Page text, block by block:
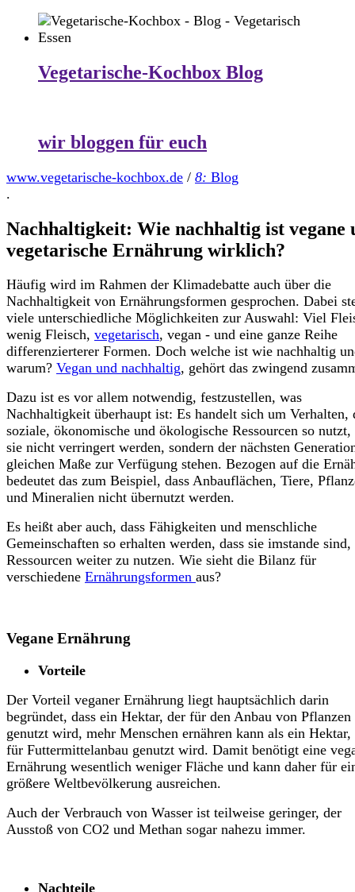
Vegetarische-Kochbox Blog
wir bloggen für euch
www.vegetarische-kochbox.de / 8: Blog
.
Nachhaltigkeit: Wie nachhaltig ist vegane
vegetarische Ernährung wirklich?
Häufig wird im Rahmen der Klimadebatte auch über die
Nachhaltigkeit von Ernährungsformen gesprochen. Dabei
viele unterschiedliche Möglichkeiten zur Auswahl: Viel
wenig Fleisch, vegetarisch, vegan - und eine ganze Reihe
differenzierterer Formen. Doch welche ist wie nachhaltig
warum? Vegan und nachhaltig, gehört das zwingend
Dazu ist es vor allem notwendig, festzustellen, was
Nachhaltigkeit überhaupt ist: Es handelt sich um Verhalten,
soziale, ökonomische und ökologische Ressourcen so nutzt,
sie nicht verringert werden, sondern der nächsten
gleichen Maße zur Verfügung stehen. Bezogen auf die
bedeutet das zum Beispiel, dass Anbauflächen, Tiere,
und Mineralien nicht übernutzt werden.
Es heißt aber auch, dass Fähigkeiten und menschliche
Gemeinschaften so erhalten werden, dass sie imstande sind,
Ressourcen weiter zu nutzen. Wie sieht die Bilanz für
verschiedene Ernährungsformen aus?
Vegane Ernährung
Vorteile
Der Vorteil veganer Ernährung liegt hauptsächlich darin
begründet, dass ein Hektar, der für den Anbau von Pflanzen
genutzt wird, mehr Menschen ernähren kann als ein Hektar,
für Futtermittelanbau genutzt wird. Damit benötigt eine
Ernährung wesentlich weniger Fläche und kann daher für
größere Weltbevölkerung ausreichen.
Auch der Verbrauch von Wasser ist teilweise geringer, der
Ausstoß von CO2 und Methan sogar nahezu immer.
Nachteile